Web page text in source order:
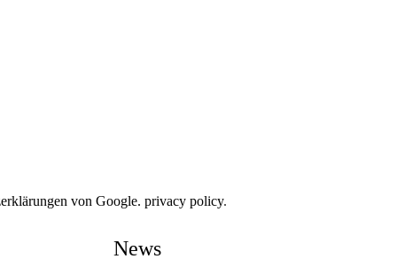
von Google. privacy policy.
News